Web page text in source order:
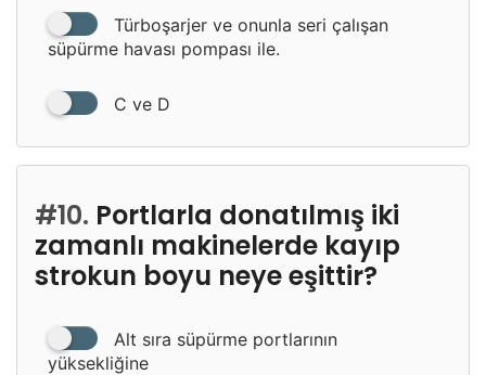
Türboşarjer ve onunla seri çalışan
süpürme havası pompası ile.
C ve D
#10. Portlarla donatılmış iki
zamanlı makinelerde kayıp
strokun boyu neye eşittir?
Alt sıra süpürme portlarının
yüksekliğine